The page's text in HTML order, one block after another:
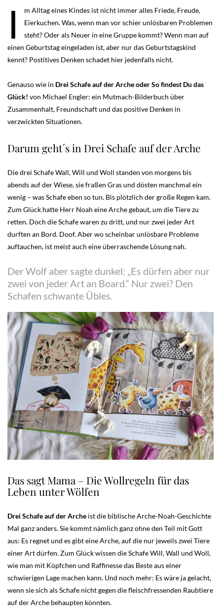
I
m Alltag eines Kindes ist nicht immer alles Friede, Freude,
Eierkuchen. Was, wenn man vor schier unlösbaren Problemen
steht? Oder als Neuer in eine Gruppe kommt? Wenn man auf
einen Geburtstag eingeladen ist, aber nur das Geburtstagskind
kennt? Postitives Denken schadet hier jedenfalls nicht.
Genauso wie in Drei Schafe auf der Arche oder So findest Du das
Glück! von Michael Engler: ein Mutmach-Bilderbuch über
Zusammenhalt, Freundschaft und das positive Denken in
verzwickten Situationen.
Darum geht´s in Drei Schafe auf der Arche
Die drei Schafe Wall, Will und Woll standen von morgens bis
abends auf der Wiese, sie fraßen Gras und dösten manchmal ein
wenig – was Schafe eben so tun. Bis plötzlich der große Regen kam.
Zum Glück hatte Herr Noah eine Arche gebaut, um die Tiere zu
retten. Doch die Schafe waren zu dritt, und nur zwei jeder Art
durften an Bord. Doof. Aber wo scheinbar unlösbare Probleme
auftauchen, ist meist auch eine überraschende Lösung nah.
Der Wolf aber sagte dunkel: „Es dürfen aber nur
zwei von jeder Art an Board.“ Nur zwei? Den
Schafen schwante Übles.
Das sagt Mama – Die Wollregeln für das
Leben unter Wölfen
Drei Schafe auf der Arche ist die biblische Arche-Noah-Geschichte
Mal ganz anders. Sie kommt nämlich ganz ohne den Teil mit Gott
aus: Es regnet und es gibt eine Arche, auf die nur jeweils zwei Tiere
einer Art dürfen. Zum Glück wissen die Schafe Will, Wall und Woll,
wie man mit Köpfchen und Raffinesse das Beste aus einer
schwierigen Lage machen kann. Und noch mehr: Es wäre ja gelacht,
wenn sie sich als Schafe nicht gegen die fleischfressenden Raubtiere
auf der Arche behaupten könnten.